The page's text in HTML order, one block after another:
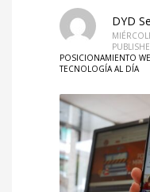
DYD
POSICIONAMIENTO
TECNOLOGÍA AL DÍA